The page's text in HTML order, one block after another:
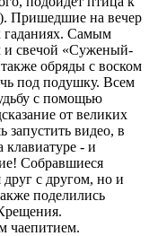
Пришедшие на вечер
Самым
и свечой «Суженый-
обряды с воском
под подушку. Всем
с помощью
от великих
видео, в
- и
Собравшиеся
с другом, но и
поделились
чаепитием.